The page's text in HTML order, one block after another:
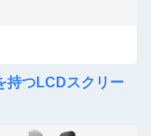
持つLCDスクリー